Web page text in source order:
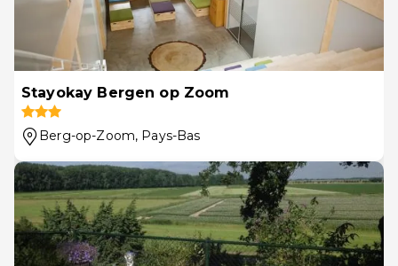
Stayokay Bergen op Zoom
Berg-op-Zoom, Pays-Bas